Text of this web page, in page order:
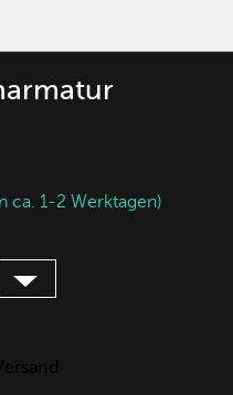
ca. 1-2 Werktagen)